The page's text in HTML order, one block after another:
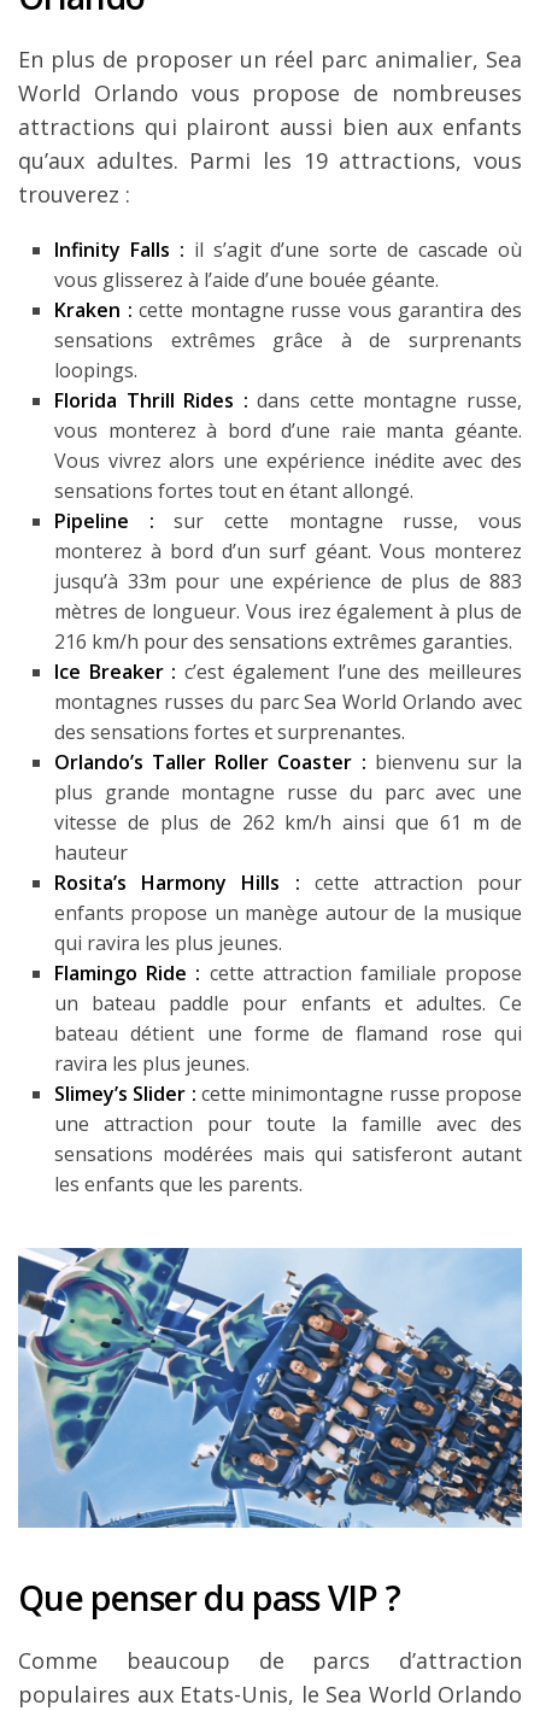
En plus de proposer un réel parc animalier, Sea
World Orlando vous propose de nombreuses
attractions qui plairont aussi bien aux enfants
qu’aux adultes. Parmi les 19 attractions, vous
trouverez :
Infinity Falls : il s’agit d’une sorte de cascade où
vous glisserez à l’aide d’une bouée géante.
Kraken :cette montagne russe vous garantira des
sensations extrêmes grâce à de surprenants
loopings.
Florida Thrill Rides :dans cette montagne russe,
vous monterez à bord d’une raie manta géante.
Vous vivrez alors une expérience inédite avec des
sensations fortes tout en étant allongé.
Pipeline :sur cette montagne russe, vous
monterez à bord d’un surf géant. Vous monterez
jusqu’à 33m pour une expérience de plus de 883
mètres de longueur. Vous irez également à plus de
216 km/h pour des sensations extrêmes garanties.
Ice Breaker :c’est également l’une des meilleures
montagnes russes du parc Sea World Orlando avec
des sensations fortes et surprenantes.
Orlando’s Taller Roller Coaster : bienvenu sur la
plus grande montagne russe du parc avec une
vitesse de plus de 262 km/h ainsi que 61 m de
hauteur
Rosita’s Harmony Hills : cette attraction pour
enfants propose un manège autour de la musique
qui ravira les plus jeunes.
Flamingo Ride : cette attraction familiale propose
un bateau paddle pour enfants et adultes. Ce
bateau détient une forme de flamand rose qui
ravira les plus jeunes.
Slimey’s Slider : cette minimontagne russe propose
une attraction pour toute la famille avec des
sensations modérées mais qui satisferont autant
les enfants que les parents.
Que penser du pass VIP ?
Comme beaucoup de parcs d’attraction
populaires aux Etats-Unis, le Sea World Orlando